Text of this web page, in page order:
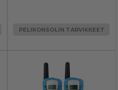
PELIKONSOLIN TARVIKKEET